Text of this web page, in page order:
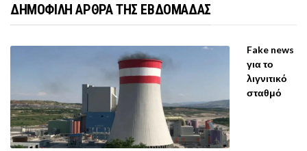
ΔΗΜΟΦΙΛΗ ΑΡΘΡΑ ΤΗΣ ΕΒΔΟΜΑΔΑΣ
Fake news
για το
λιγνιτικό
σταθμό